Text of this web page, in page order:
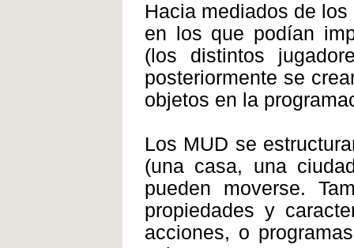
Hacia mediados de
en los que podían
(los distintos
posteriormente se
objetos en la
Los MUD se
(una casa, una
pueden moverse.
propiedades y
acciones, o